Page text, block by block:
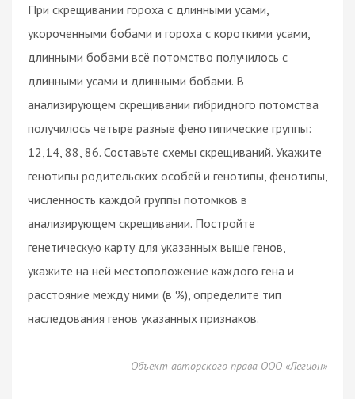
При скрещивании гороха с длинными усами,
укороченными бобами и гороха с короткими усами,
длинными бобами всё потомство получилось с
длинными усами и длинными бобами. В
анализирующем скрещивании гибридного потомства
получилось четыре разные фенотипические группы:
12,14, 88, 86. Составьте схемы скрещиваний. Укажите
генотипы родительских особей и генотипы, фенотипы,
численность каждой группы потомков в
анализирующем скрещивании. Постройте
генетическую карту для указанных выше генов,
укажите на ней местоположение каждого гена и
расстояние между ними (в %), определите тип
наследования генов указанных признаков.
Объект авторского права ООО «Легион»